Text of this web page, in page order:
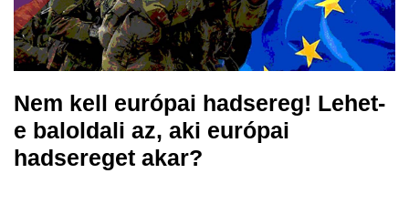
Nem kell európai hadsereg! Lehet-
e baloldali az, aki európai
hadsereget akar?